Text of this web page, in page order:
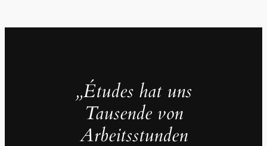
„Études hat uns
Tausende von
Arbeitsstunden